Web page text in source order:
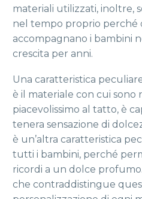
materiali utilizzati, inoltre,
nel tempo proprio perché
accompagnano i bambini
crescita per anni.
Una caratteristica
è il materiale con cui sono
piacevolissimo al tatto, è
tenera sensazione di
è un’altra caratteristica
tutti i bambini, perché
ricordi a un dolce
che contraddistingue